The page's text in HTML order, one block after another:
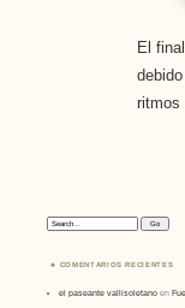
El
ritmos
Search:
COMENTARIOS RECIENTES
el paseante vallisoletano en